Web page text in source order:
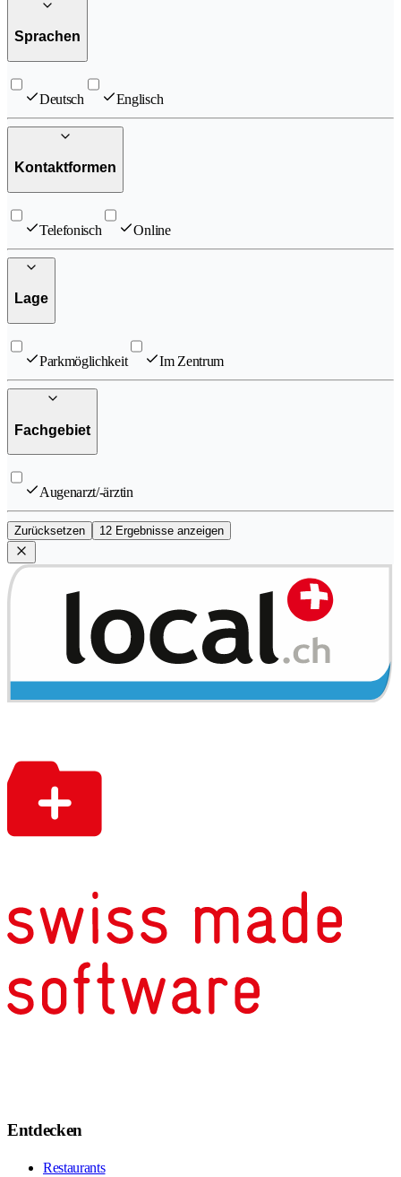
Sprachen
Deutsch Englisch
Kontaktformen
Telefonisch Online
Lage
Parkmöglichkeit Im Zentrum
Fachgebiet
Augenarzt/-ärztin
Zurücksetzen 12 Ergebnisse anzeigen
Entdecken
Restaurants